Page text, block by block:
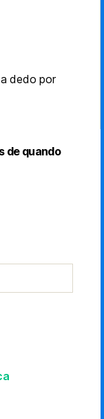
dedo por
de quando